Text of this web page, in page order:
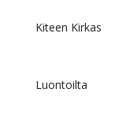
Kiteen Kirkas
Luontoilta